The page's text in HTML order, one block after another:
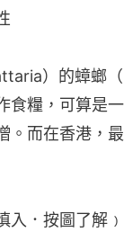
）的蟑螂
食糧，可算是
。而在香港，
入．按圖了解﹚